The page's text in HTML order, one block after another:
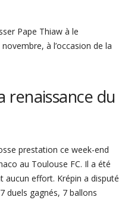
Pape Thiaw à le
à l’occasion de la
renaissance du
prestation ce week-end
au Toulouse FC. Il a été
effort. Krépin a disputé
duels gagnés, 7 ballons